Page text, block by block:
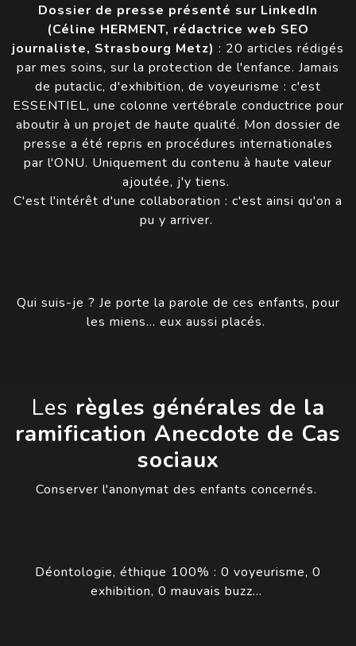
Dossier de presse présenté sur LinkedIn
(Céline HERMENT, rédactrice web SEO
journaliste, Strasbourg Metz) : 20 articles rédigés
par mes soins, sur la protection de l'enfance. Jamais
de putaclic, d'exhibition, de voyeurisme : c'est
ESSENTIEL, une colonne vertébrale conductrice pour
aboutir à un projet de haute qualité. Mon dossier de
presse a été repris en procédures internationales
par l'ONU. Uniquement du contenu à haute valeur
ajoutée, j'y tiens.
C'est l'intérêt d'une collaboration : c'est ainsi qu'on a
pu y arriver.
Qui suis-je ? Je porte la parole de ces enfants, pour
les miens… eux aussi placés.
Les règles générales de la
ramification Anecdote de Cas
sociaux
Conserver l'anonymat des enfants concernés.
Déontologie, éthique 100% : 0 voyeurisme, 0
exhibition, 0 mauvais buzz…